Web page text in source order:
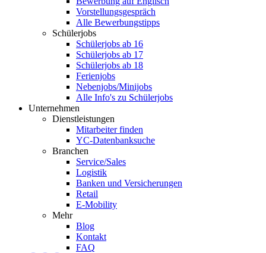
Vorstellungsgespräch
Alle Bewerbungstipps
Schülerjobs
Schülerjobs ab 16
Schülerjobs ab 17
Schülerjobs ab 18
Ferienjobs
Nebenjobs/Minijobs
Alle Info's zu Schülerjobs
Unternehmen
Dienstleistungen
Mitarbeiter finden
YC-Datenbanksuche
Branchen
Service/Sales
Logistik
Banken und Versicherungen
Retail
E-Mobility
Mehr
Blog
Kontakt
FAQ